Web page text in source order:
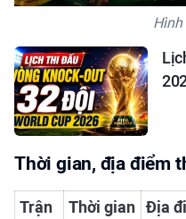
Thời gian, địa điểm
Trận
Thời gian Địa